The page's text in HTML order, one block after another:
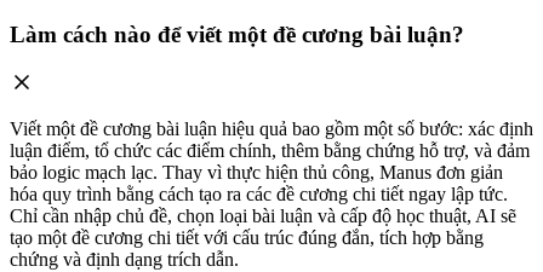
Làm cách nào để viết một đề cương bài luận?
Viết một đề cương bài luận hiệu quả bao gồm một số bước: xác định
luận điểm, tổ chức các điểm chính, thêm bằng chứng hỗ trợ, và đảm
bảo logic mạch lạc. Thay vì thực hiện thủ công, Manus đơn giản
hóa quy trình bằng cách tạo ra các đề cương chi tiết ngay lập tức.
Chỉ cần nhập chủ đề, chọn loại bài luận và cấp độ học thuật, AI sẽ
tạo một đề cương chi tiết với cấu trúc đúng đắn, tích hợp bằng
chứng và định dạng trích dẫn.